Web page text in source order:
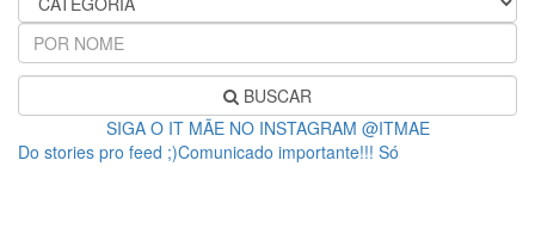
BUSCAR
SIGA O IT MÃE NO INSTAGRAM @ITMAE
Do stories pro feed ;)Comunicado importante!!! Só